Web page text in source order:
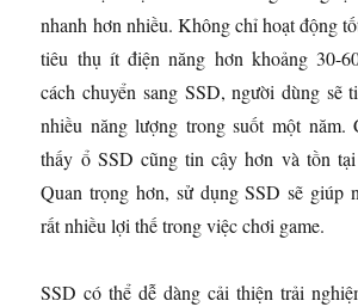
nhanh hơn nhiều. Không chỉ hoạt động
tiêu thụ ít điện năng hơn khoảng 30-
cách chuyển sang SSD, người dùng sẽ
nhiều năng lượng trong suốt một năm.
thấy ổ SSD cũng tin cậy hơn và tồn
Quan trọng hơn, sử dụng SSD sẽ giúp
rất nhiều lợi thế trong việc chơi game.
SSD có thể dễ dàng cải thiện trải